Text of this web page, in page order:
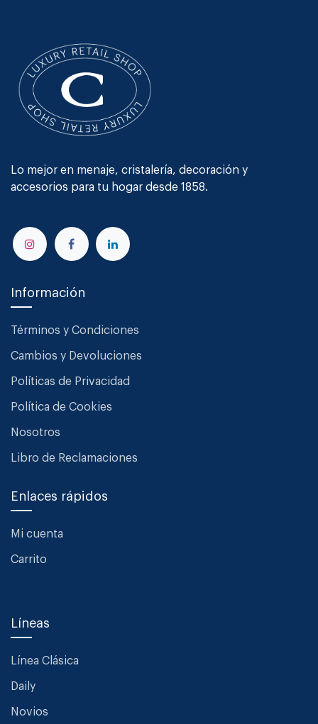
Lo mejor en menaje, cristalería, decoración y
accesorios para tu hogar desde 1858.
Información
Términos y Condiciones
Cambios y Devoluciones
Políticas de Privacidad
Política de Cookies
Nosotros
Libro de Reclamaciones
Enlaces rápidos
Mi cuenta
Carrito
Líneas
Línea Clásica
Daily
Novios